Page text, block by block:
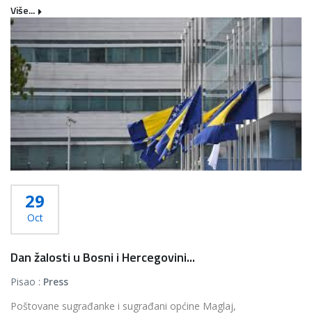
Više...
29
Oct
Dan žalosti u Bosni i Hercegovini...
Pisao : Press
Poštovane sugrađanke i sugrađani općine Maglaj,